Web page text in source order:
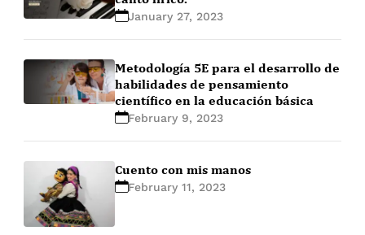
January 27, 2023
Metodología 5E para el desarrollo de
habilidades de pensamiento
científico en la educación básica
February 9, 2023
Cuento con mis manos
February 11, 2023